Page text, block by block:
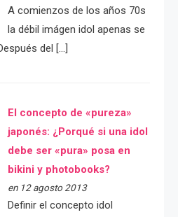
A comienzos de los años 70s
la débil imágen idol apenas se
del […]
El concepto de «pureza»
japonés: ¿Porqué si una idol
debe ser «pura» posa en
bikini y photobooks?
en 12 agosto 2013
Definir el concepto idol